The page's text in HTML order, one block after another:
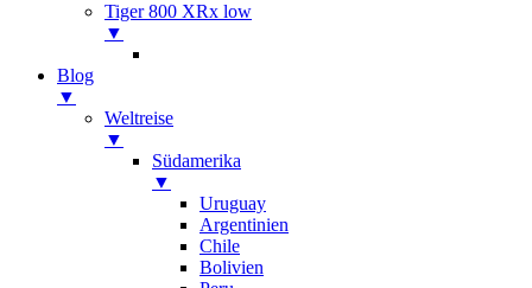
Tiger 800 XRx low
▼
Blog
▼
Weltreise
▼
Südamerika
▼
Uruguay
Argentinien
Chile
Bolivien